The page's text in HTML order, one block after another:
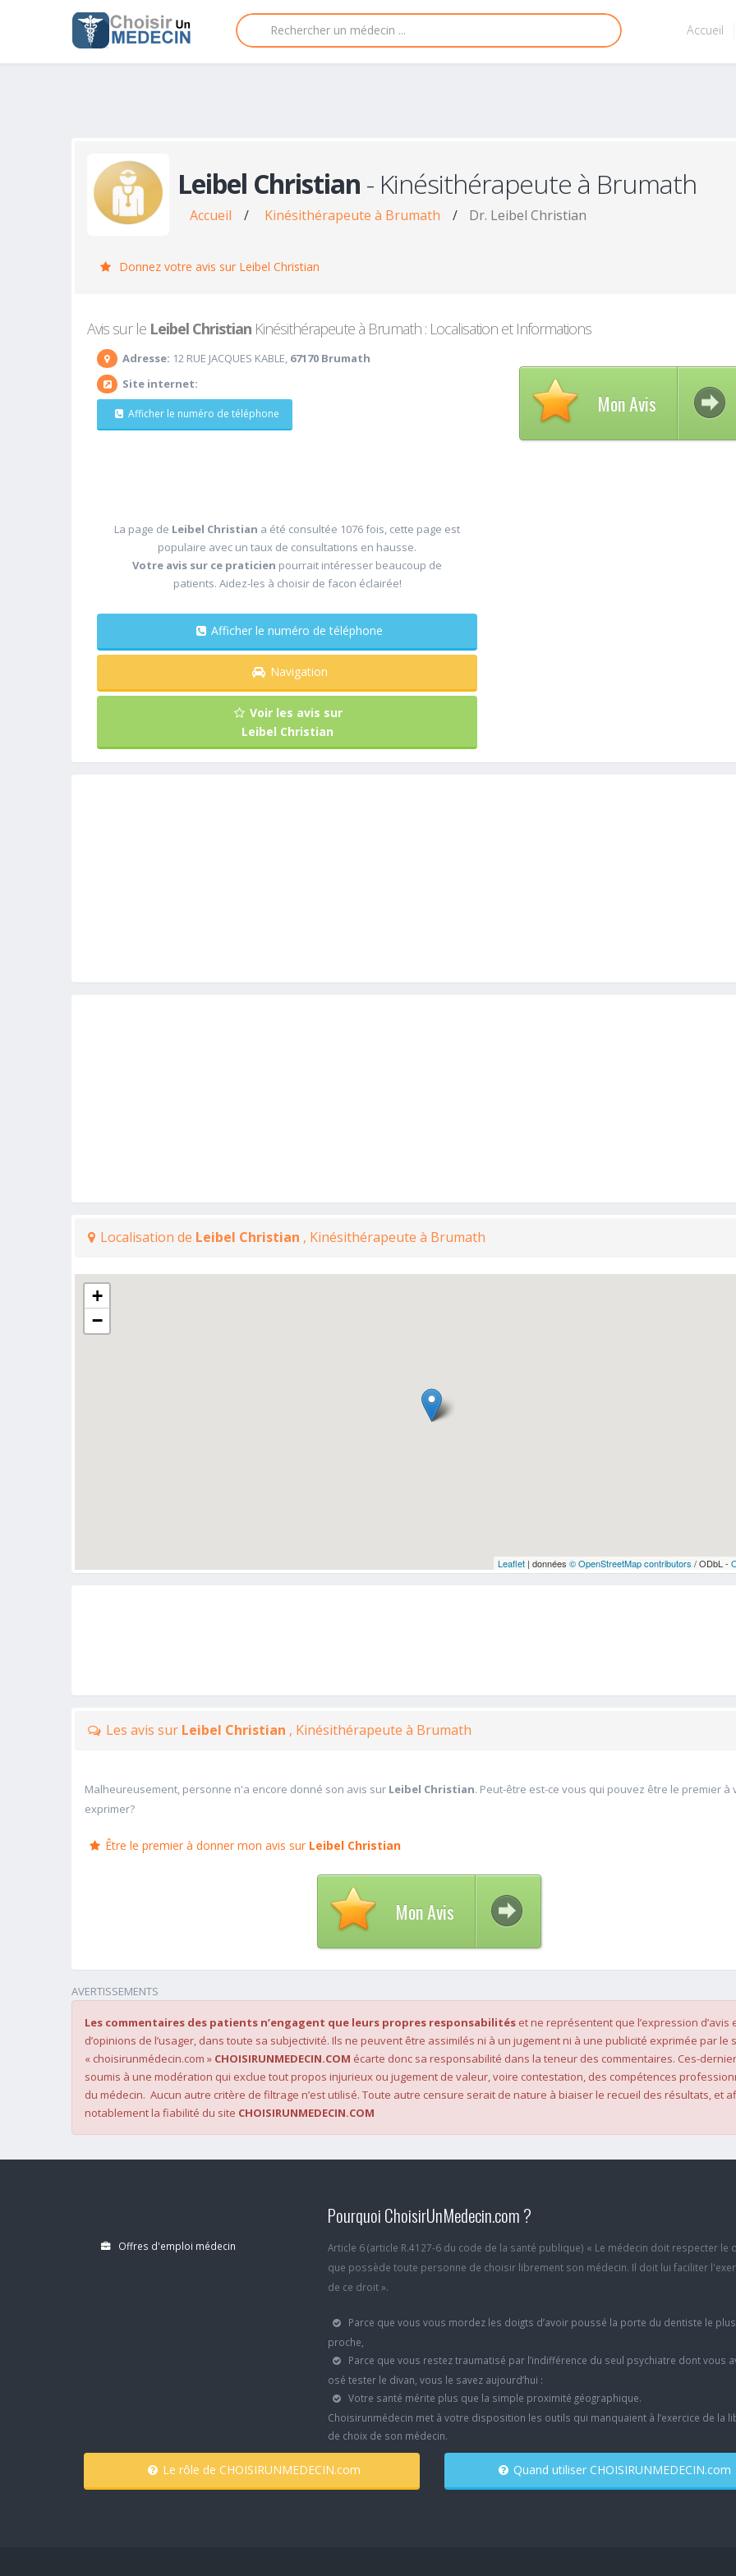
Accueil
Leibel Christian - Kinésithérapeute à Brumath
Accueil / Kinésithérapeute à Brumath / Dr. Leibel Christian
Donnez votre avis sur Leibel Christian
Avis sur le Leibel Christian Kinésithérapeute à Brumath : Localisation et Informations
Adresse: 12 RUE JACQUES KABLE, 67170 Brumath
Site internet:
Afficher le numéro de téléphone
La page de Leibel Christian a été consultée 1076 fois, cette page est
populaire avec un taux de consultations en hausse.
Votre avis sur ce praticien pourrait intéresser beaucoup de
patients. Aidez-les à choisir de facon éclairée!
Afficher le numéro de téléphone
Navigation
Voir les avis sur
Leibel Christian
Mon Avis
Localisation de Leibel Christian , Kinésithérapeute à Brumath
+
−
Leaflet| données © OpenStreetMap contributors / ODbL -
Les avis sur Leibel Christian , Kinésithérapeute à Brumath
Malheureusement, personne n'a encore donné son avis sur Leibel Christian. Peut-être est-ce vous qui pouvez être le premier à
exprimer?
Être le premier à donner mon avis sur Leibel Christian
Mon Avis
AVERTISSEMENTS
Les commentaires des patients n’engagent que leurs propres responsabilités et ne représentent que l’expression d’avis
d’opinions de l’usager, dans toute sa subjectivité. Ils ne peuvent être assimilés ni à un jugement ni à une publicité exprimée par le
« choisirunmédecin.com » CHOISIRUNMEDECIN.COM écarte donc sa responsabilité dans la teneur des commentaires. Ces-
soumis à une modération qui exclue tout propos injurieux ou jugement de valeur, voire contestation, des compétences
du médecin. Aucun autre critère de filtrage n’est utilisé. Toute autre censure serait de nature à biaiser le recueil des résultats, et
notablement la fiabilité du site CHOISIRUNMEDECIN.COM
Offres d'emploi médecin
Pourquoi ChoisirUnMedecin.com ?
Article 6 (article R.4127-6 du code de la santé publique) « Le médecin doit respecter le
que possède toute personne de choisir librement son médecin. Il doit lui faciliter
de ce droit ».
Parce que vous vous mordez les doigts d’avoir poussé la porte du dentiste le plus
proche,
Parce que vous restez traumatisé par l’indifférence du seul psychiatre dont vous
osé tester le divan, vous le savez aujourd’hui :
Votre santé mérite plus que la simple proximité géographique.
Choisirunmédecin met à votre disposition les outils qui manquaient à l’exercice de la
de choix de son médecin.
Le rôle de CHOISIRUNMEDECIN.com Quand utiliser CHOISIRUNMEDECIN.com